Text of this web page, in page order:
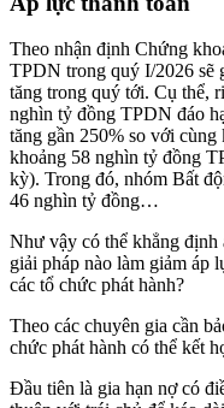
Theo nhận định Chứng
TPDN trong quý I/2026 sẽ
tăng trong quý tới. Cụ thể,
nghìn tỷ đồng TPDN đáo
tăng gần 250% so với
khoảng 58 nghìn tỷ đồng
kỳ). Trong đó, nhóm Bất
46 nghìn tỷ đồng…
Như vậy có thể khẳng
giải pháp nào làm giảm áp
các tổ chức phát hành?
Theo các chuyên gia cần
chức phát hành có thể kết
Đầu tiên là gia hạn nợ có